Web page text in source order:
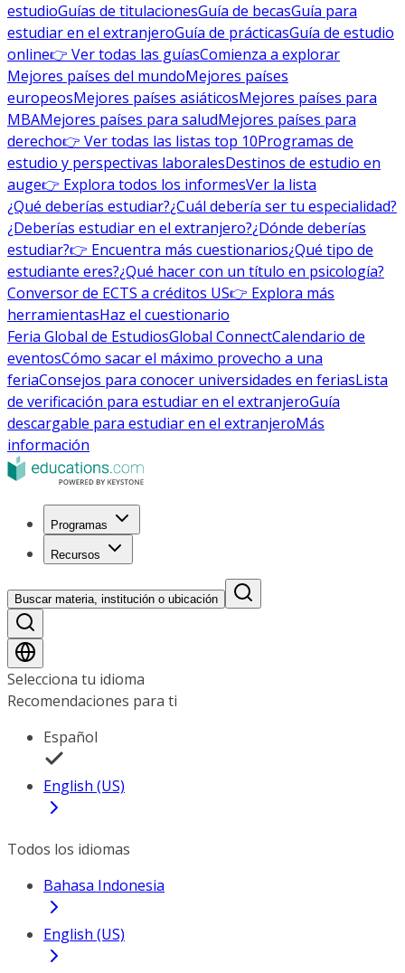
estudioGuías de titulacionesGuía de becasGuía para
estudiar en el extranjeroGuía de prácticasGuía de estudio
online👉 Ver todas las guíasComienza a explorar
Mejores países del mundoMejores países
europeosMejores países asiáticosMejores países para
MBAMejores países para saludMejores países para
derecho👉 Ver todas las listas top 10Programas de
estudio y perspectivas laboralesDestinos de estudio en
auge👉 Explora todos los informesVer la lista
¿Qué deberías estudiar?¿Cuál debería ser tu especialidad?
¿Deberías estudiar en el extranjero?¿Dónde deberías
estudiar?👉 Encuentra más cuestionarios¿Qué tipo de
estudiante eres?¿Qué hacer con un título en psicología?
Conversor de ECTS a créditos US👉 Explora más
herramientasHaz el cuestionario
Feria Global de EstudiosGlobal ConnectCalendario de
eventosCómo sacar el máximo provecho a una
feriaConsejos para conocer universidades en feriasLista
de verificación para estudiar en el extranjeroGuía
descargable para estudiar en el extranjeroMás
información
Programas
Recursos
Buscar materia, institución o ubicación
Selecciona tu idioma
Recomendaciones para ti
Español
English (US)
Todos los idiomas
Bahasa Indonesia
English (US)